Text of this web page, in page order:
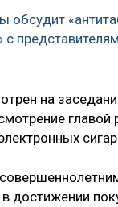
обсудит
с
на
главой
достижении